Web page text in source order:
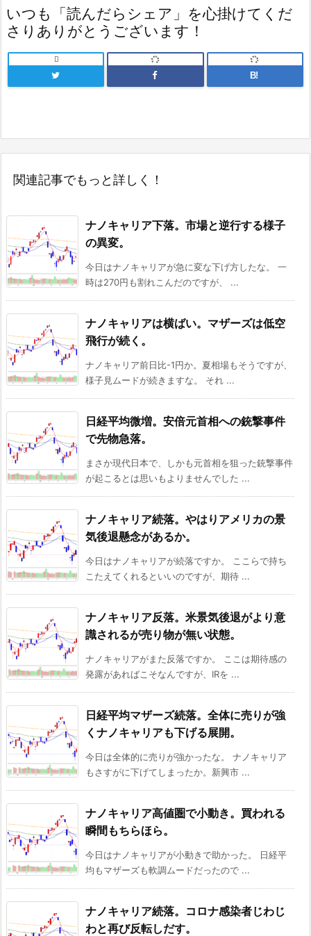
いつも「読んだらシェア」を心掛けてくだ
さりありがとうございます！

B!
関連記事でもっと詳しく！
ナノキャリア下落。市場と逆行する様子
の異変。
今日はナノキャリアが急に変な下げ方したな。 一
時は270円も割れこんだのですが、 ...
ナノキャリアは横ばい。マザーズは低空
飛行が続く。
ナノキャリア前日比-1円か。夏相場もそうですが、
様子見ムードが続きますな。 それ ...
日経平均微増。安倍元首相への銃撃事件
で先物急落。
まさか現代日本で、しかも元首相を狙った銃撃事件
が起こるとは思いもよりませんでした ...
ナノキャリア続落。やはりアメリカの景
気後退懸念があるか。
今日はナノキャリアが続落ですか。 ここらで持ち
こたえてくれるといいのですが、期待 ...
ナノキャリア反落。米景気後退がより意
識されるが売り物が無い状態。
ナノキャリアがまた反落ですか。 ここは期待感の
発露があればこそなんですが、IRを ...
日経平均マザーズ続落。全体に売りが強
くナノキャリアも下げる展開。
今日は全体的に売りが強かったな。 ナノキャリア
もさすがに下げてしまったか。新興市 ...
ナノキャリア高値圏で小動き。買われる
瞬間もちらほら。
今日はナノキャリアが小動きで助かった。 日経平
均もマザーズも軟調ムードだったので ...
ナノキャリア続落。コロナ感染者じわじ
わと再び反転しだす。